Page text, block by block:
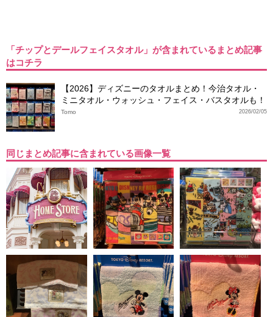
「チップとデールフェイスタオル」が含まれているまとめ記事
はコチラ
【2026】ディズニーのタオルまとめ！今治タオル・
ミニタオル・ウォッシュ・フェイス・バスタオルも！
2026/02/05
Tomo
同じまとめ記事に含まれている画像一覧